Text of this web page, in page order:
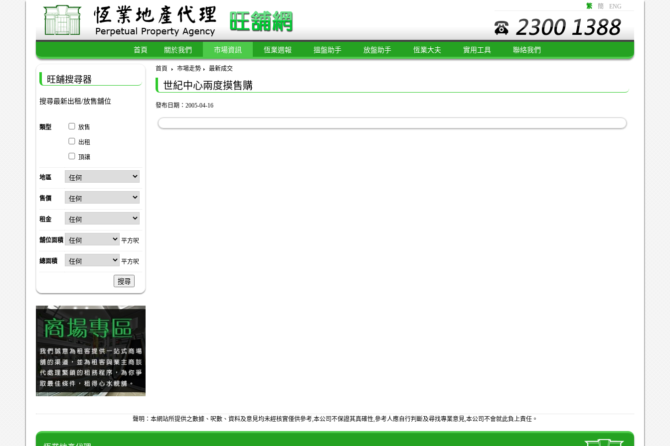
繁 簡 ENG
首頁 關於我們 市場資訊 恆業週報 搵盤助手 放盤助手 恆業大夫 實用工具 聯絡我們
首頁 市場走勢 最新成交
世紀中心兩度摸售購
發布日期：2005-04-16
旺舖搜尋器
搜尋最新出租/放售舖位
類型 放售
出租
頂讓
地區
售價
租金
舖位面積 平方呎
總面積 平方呎
搜尋
聲明：本網站所提供之數據、呎數、資料及意見均未經核實僅供參考,本公司不保證其真確性,參考人應自行判斷及尋找專業意見,本公司不會就此負上責任。